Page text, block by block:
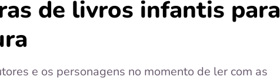
de livros infantis para
e os personagens no momento de ler com as